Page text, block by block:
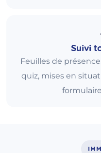
Suivi
Feuilles de
quiz, mises en